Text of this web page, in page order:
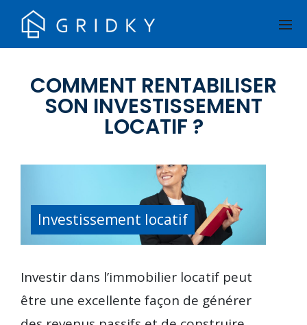
COMMENT RENTABILISER
SON INVESTISSEMENT
LOCATIF ?
Investissement locatif
Investir dans l’immobilier locatif peut
être une excellente façon de générer
BACK
QUI SOMMES-NOUS
NOUS CONTACTER
MENTIONS LÉGALES
BACK
TYPOLOGIES D’INVESTISSEMENT
RÉSIDENCES GÉRÉES (LMNP / LMP)
LOI MONUMENTS HISTORIQUES
INVESTISSEMENT LOCATIF